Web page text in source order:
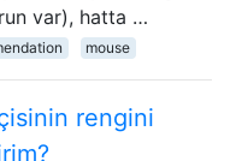
var), hatta …
mouse
rengini